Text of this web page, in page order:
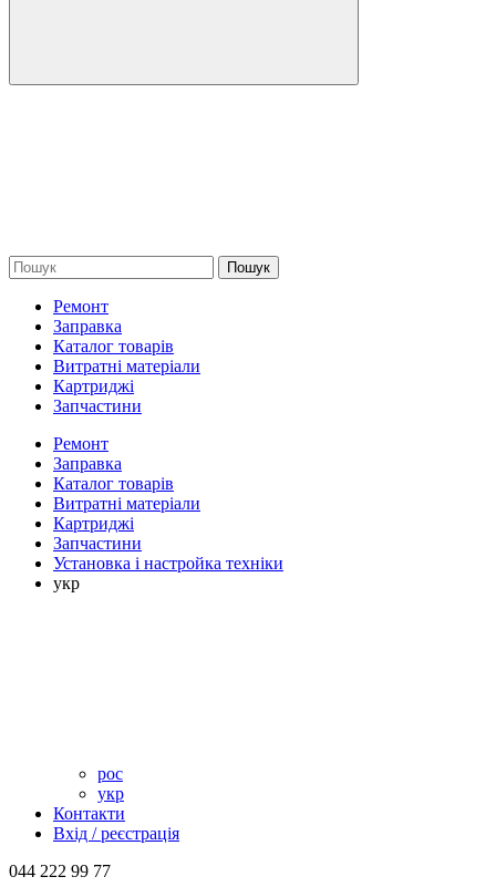
Пошук
Ремонт
Заправка
Каталог товарів
Витратні матеріали
Картриджі
Запчастини
Ремонт
Заправка
Каталог товарів
Витратні матеріали
Картриджі
Запчастини
Установка і настройка техніки
укр
рос
укр
Контакти
Вхід / реєстрація
044 222 99 77